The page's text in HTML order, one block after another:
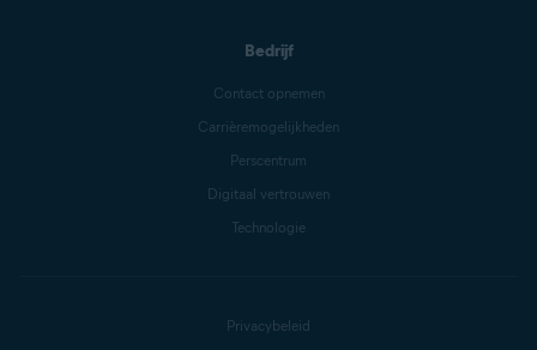
Bedrijf
Contact opnemen
Carrièremogelijkheden
Perscentrum
Digitaal vertrouwen
Technologie
Privacybeleid